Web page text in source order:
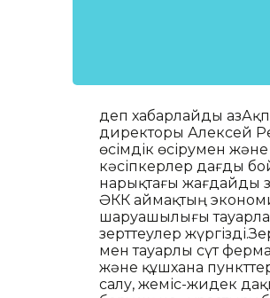
деп хабарлайды
директоры Алексей
өсімдік өсірумен
кәсіпкерлер дағды
нарықтағы жағдайды
ӘКК аймақтың
шаруашылығы
зерттеулер
мен тауарлы сүт
және құшхана
салу, жеміс-жидек